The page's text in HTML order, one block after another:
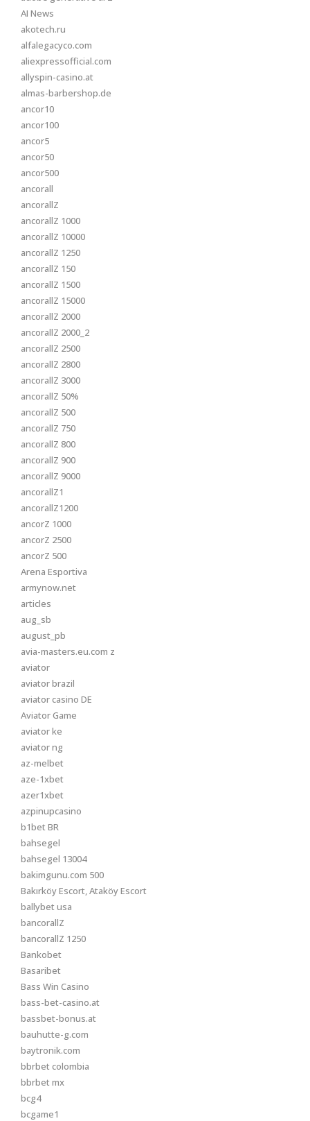
AI News
akotech.ru
alfalegacyco.com
aliexpressofficial.com
allyspin-casino.at
almas-barbershop.de
ancor10
ancor100
ancor5
ancor50
ancor500
ancorall
ancorallZ
ancorallZ 1000
ancorallZ 10000
ancorallZ 1250
ancorallZ 150
ancorallZ 1500
ancorallZ 15000
ancorallZ 2000
ancorallZ 2000_2
ancorallZ 2500
ancorallZ 2800
ancorallZ 3000
ancorallZ 50%
ancorallZ 500
ancorallZ 750
ancorallZ 800
ancorallZ 900
ancorallZ 9000
ancorallZ1
ancorallZ1200
ancorZ 1000
ancorZ 2500
ancorZ 500
Arena Esportiva
armynow.net
articles
aug_sb
august_pb
avia-masters.eu.com z
aviator
aviator brazil
aviator casino DE
Aviator Game
aviator ke
aviator ng
az-melbet
aze-1xbet
azer1xbet
azpinupcasino
b1bet BR
bahsegel
bahsegel 13004
bakimgunu.com 500
Bakırköy Escort, Ataköy Escort
ballybet usa
bancorallZ
bancorallZ 1250
Bankobet
Basaribet
Bass Win Casino
bass-bet-casino.at
bassbet-bonus.at
bauhutte-g.com
baytronik.com
bbrbet colombia
bbrbet mx
bcg4
bcgame1